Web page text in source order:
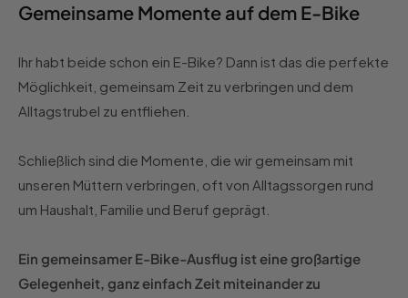
Gemeinsame Momente auf dem E-Bike
Ihr habt beide schon ein E-Bike? Dann ist das die perfekte
Möglichkeit, gemeinsam Zeit zu verbringen und dem
Alltagstrubel zu entfliehen.
Schließlich sind die Momente, die wir gemeinsam mit
unseren Müttern verbringen, oft von Alltagssorgen rund
um Haushalt, Familie und Beruf geprägt.
Ein gemeinsamer E-Bike-Ausflug ist eine großartige
Gelegenheit, ganz einfach Zeit miteinander zu